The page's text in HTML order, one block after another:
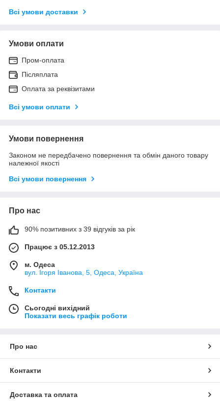
Всі умови доставки
Умови оплати
Пром-оплата
Післяплата
Оплата за реквізитами
Всі умови оплати
Умови повернення
Законом не передбачено повернення та обмін даного товару
належної якості
Всі умови повернення
Про нас
90% позитивних з 39 відгуків за рік
Працює з 05.12.2013
м. Одеса
вул. Ігоря Іванова, 5, Одеса, Україна
Контакти
Сьогодні вихідний
Показати весь графік роботи
Про нас
Контакти
Доставка та оплата